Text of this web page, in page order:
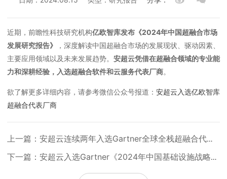
近期，前瞻性科技研究机构亿欧智库发布《2024年中国超融合市场
发展研究报告》
，深度解读中国超融合市场的发展现状、驱动因素、
主要应用领域以及未来发展趋势。 安超云凭借在超融合领域的专业能
力和深耕经验， 入选超融合软件和云服务代表厂商。
欲了解更多详细内容，请参考微信公众号报道： 安超云入选亿欧智库
超融合代表厂商
上一篇：安超云连续两年入选Gartner全球全栈超融合代表厂商
下一篇：安超云入选Gartner《2024年中国基础设施战略技术成熟度曲线报告》